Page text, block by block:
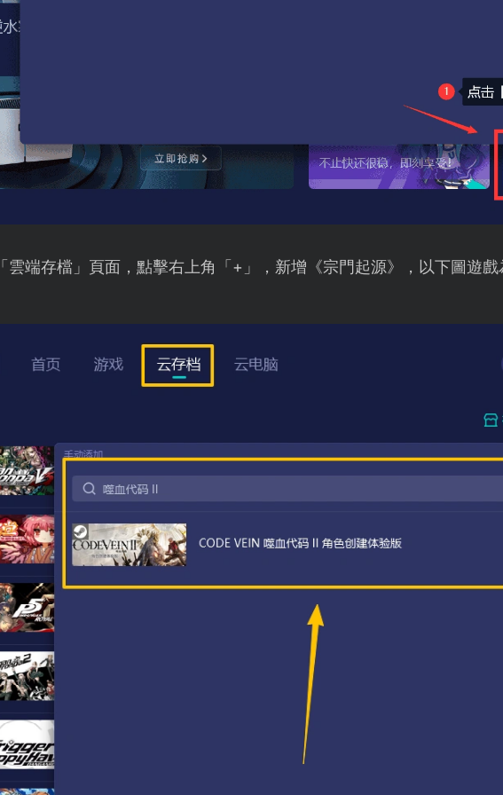
雲端存檔」頁面，點擊右上角「+」，新增《宗門起源》，以下圖遊戲